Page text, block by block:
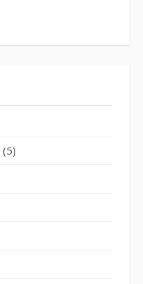
(5)